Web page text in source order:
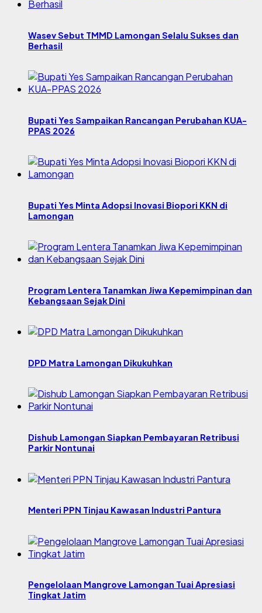
Wasev Sebut TMMD Lamongan Selalu Sukses dan
Berhasil
Bupati Yes Sampaikan Rancangan Perubahan KUA-
PPAS 2026
Bupati Yes Minta Adopsi Inovasi Biopori KKN di
Lamongan
Program Lentera Tanamkan Jiwa Kepemimpinan dan
Kebangsaan Sejak Dini
DPD Matra Lamongan Dikukuhkan
Dishub Lamongan Siapkan Pembayaran Retribusi
Parkir Nontunai
Menteri PPN Tinjau Kawasan Industri Pantura
Pengelolaan Mangrove Lamongan Tuai Apresiasi
Tingkat Jatim